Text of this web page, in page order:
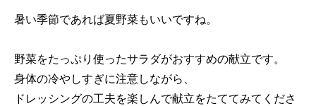
暑い季節であれば夏野菜もいいですね。
野菜をたっぷり使ったサラダがおすすめの献立です。
身体の冷やしすぎに注意しながら、
ドレッシングの工夫を楽しんで献立をたててみてくださ